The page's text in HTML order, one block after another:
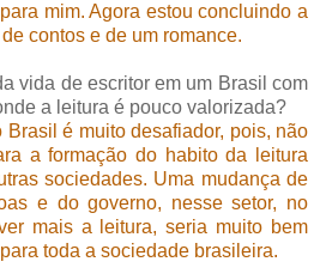
mim. Agora estou concluindo a
contos e de um romance.
vida de escritor em um Brasil com
a leitura é pouco valorizada?
Brasil é muito desafiador, pois, não
a formação do habito da leitura
sociedades. Uma mudança de
e do governo, nesse setor, no
mais a leitura, seria muito bem
toda a sociedade brasileira.